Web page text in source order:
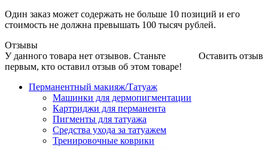
Один заказ может содержать не больше 10 позиций и его
стоимость не должна превышать 100 тысяч рублей.
Отзывы
Оставить отзыв
У данного товара нет отзывов. Станьте
первым, кто оставил отзыв об этом товаре!
Перманентный макияж/Татуаж
Машинки для дермопигментации
Картриджи для перманента
Пигменты для татуажа
Средства ухода за татуажем
Тренировочные коврики